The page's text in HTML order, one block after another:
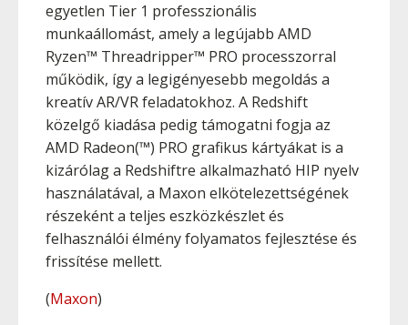
egyetlen Tier 1 professzionális
munkaállomást, amely a legújabb AMD
Ryzen™ Threadripper™ PRO processzorral
működik, így a legigényesebb megoldás a
kreatív AR/VR feladatokhoz. A Redshift
közelgő kiadása pedig támogatni fogja az
AMD Radeon(™) PRO grafikus kártyákat is a
kizárólag a Redshiftre alkalmazható HIP nyelv
használatával, a Maxon elkötelezettségének
részeként a teljes eszközkészlet és
felhasználói élmény folyamatos fejlesztése és
frissítése mellett.
(Maxon)